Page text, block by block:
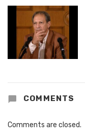
COMMENTS
Comments are closed.